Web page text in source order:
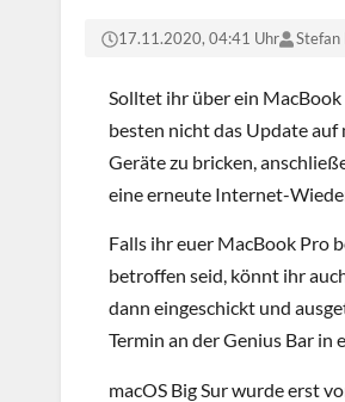
17.11.2020, 04:41 Uhr Stefan
Solltet ihr über ein
besten nicht das Update auf
Geräte zu bricken,
eine erneute Internet-
Falls ihr euer MacBook Pro
betroffen seid, könnt ihr
dann eingeschickt und
Termin an der Genius Bar in
macOS Big Sur wurde erst